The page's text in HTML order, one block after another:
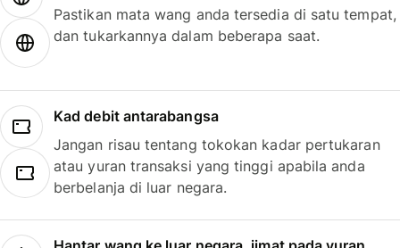
Pastikan mata wang anda tersedia di satu tempat,
dan tukarkannya dalam beberapa saat.
Kad debit antarabangsa
Jangan risau tentang tokokan kadar pertukaran
atau yuran transaksi yang tinggi apabila anda
berbelanja di luar negara.